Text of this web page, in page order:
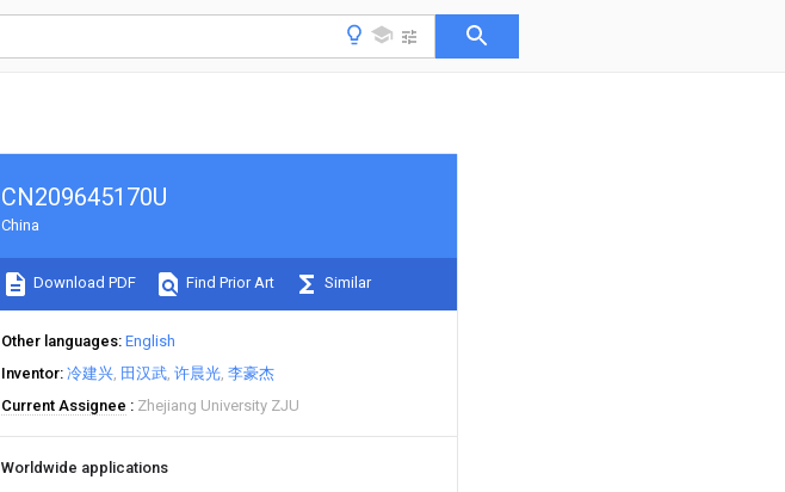
CN209645170U
China
Download PDF Find Prior Art Similar
Other languages English
Inventor 冷建兴 田汉武 许晨光 李豪杰
Current Assignee
Zhejiang University ZJU
Worldwide applications